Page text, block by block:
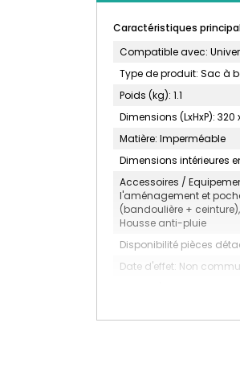
Caractéristiques
Compatible avec:
Type de produit: Sac à
Poids (kg): 1.1
Dimensions (LxHxP): 320
Matière: Imperméable
Dimensions intérieures
Accessoires /
l'aménagement et
(bandoulière +
Housse anti-pluie
Disponibilité pièces
Date d'effet: Non
Peut contenir: Un